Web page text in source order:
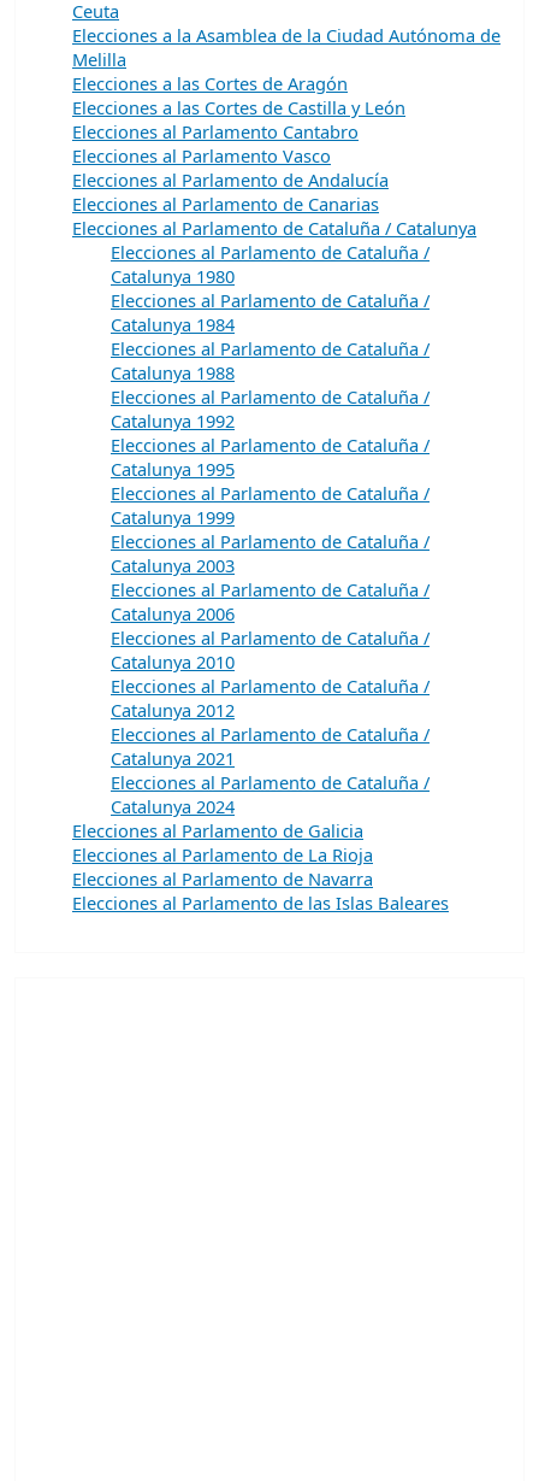
Ceuta
Elecciones a la Asamblea de la Ciudad Autónoma de
Melilla
Elecciones a las Cortes de Aragón
Elecciones a las Cortes de Castilla y León
Elecciones al Parlamento Cantabro
Elecciones al Parlamento Vasco
Elecciones al Parlamento de Andalucía
Elecciones al Parlamento de Canarias
Elecciones al Parlamento de Cataluña / Catalunya
Elecciones al Parlamento de Cataluña /
Catalunya 1980
Elecciones al Parlamento de Cataluña /
Catalunya 1984
Elecciones al Parlamento de Cataluña /
Catalunya 1988
Elecciones al Parlamento de Cataluña /
Catalunya 1992
Elecciones al Parlamento de Cataluña /
Catalunya 1995
Elecciones al Parlamento de Cataluña /
Catalunya 1999
Elecciones al Parlamento de Cataluña /
Catalunya 2003
Elecciones al Parlamento de Cataluña /
Catalunya 2006
Elecciones al Parlamento de Cataluña /
Catalunya 2010
Elecciones al Parlamento de Cataluña /
Catalunya 2012
Elecciones al Parlamento de Cataluña /
Catalunya 2021
Elecciones al Parlamento de Cataluña /
Catalunya 2024
Elecciones al Parlamento de Galicia
Elecciones al Parlamento de La Rioja
Elecciones al Parlamento de Navarra
Elecciones al Parlamento de las Islas Baleares